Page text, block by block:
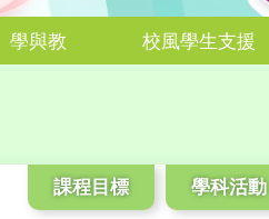
學與教 校風學生支援
課程目標 學科活動